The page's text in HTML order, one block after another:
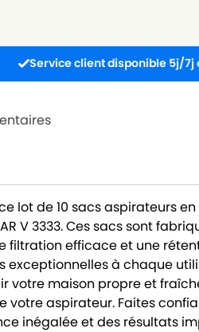
client disponible 5j/7j de 8h à
lot de 10 sacs aspirateurs
V 3333. Ces sacs sont
filtration efficace et une
exceptionnelles à chaque
votre maison propre et
votre aspirateur. Faites
inégalée et des résultats